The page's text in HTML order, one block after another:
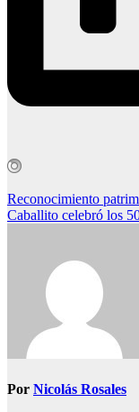
Navegación
de
Reconocimiento
Caballito celebró los
Por Nicolás Rosales